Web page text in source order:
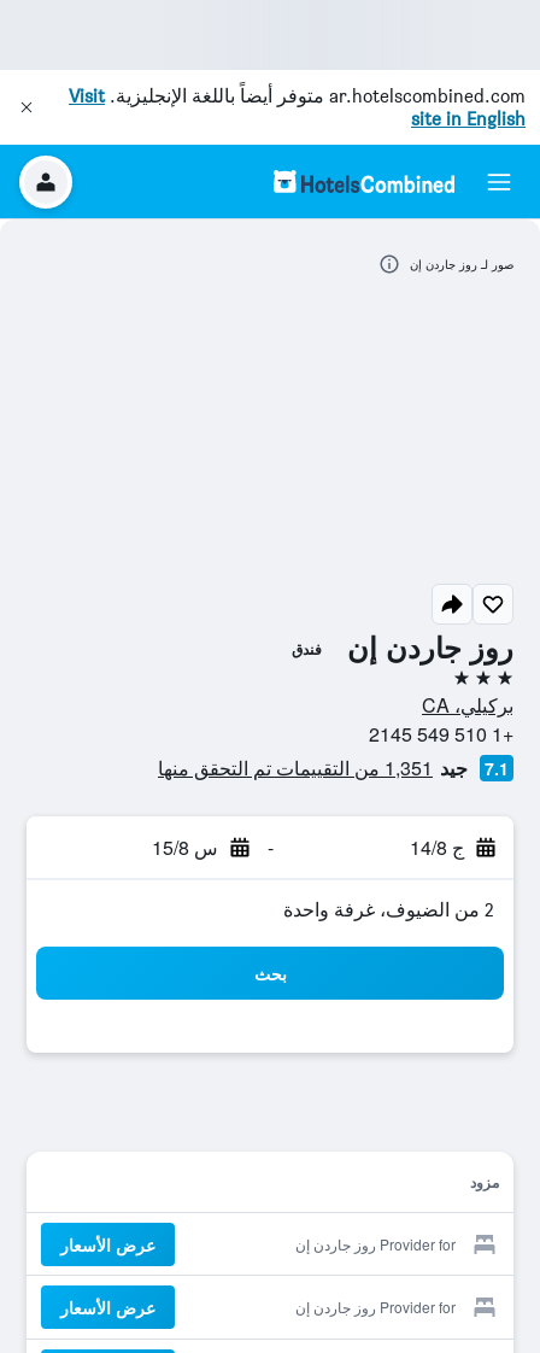
ar.hotelscombined.com متوفر أيضاً باللغة الإنجليزية.Visit
site in English
روز جاردن إن فندق
3 نجوم
بركيلي، CA
+1 510 549 2145
7.1 جيد 1,351 من التقييمات تم التحقق منها
ج 14/8 - س 15/8
2 من الضيوف، غرفة واحدة
بحث
مزود
Provider for روز جاردن إن عرض الأسعار
Provider for روز جاردن إن عرض الأسعار
صور لـ روز جاردن إن